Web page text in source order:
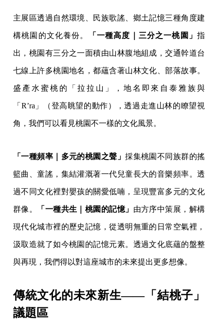
主展區透過自然環境、民族歌謠、鄉土記憶三種角度建
構桃園的文化養份。 「一種高度｜三分之一桃園」指
出，桃園有三分之一面積由山林腹地組成，交通幹道台
七線上許多桃園地名，都蘊含著山林文化、部落故事。
盛產水蜜桃的「拉拉山」，地名即來自泰雅族與
「R’ra」（登高眺望的動作），透過走進山林的瞭望視
角，我們可以看見桃園不一樣的文化風景。
「一種頻率｜多元的桃園之聲」採集桃園不同族群的搖
籃曲、童謠，集結灌溉著一代兒童長大的音樂頻率。透
過不同文化裡對嬰孩的關愛低喃，呈現豐富多元的文化
群像。 「一種共生｜桃園的記憶」 由方序中策展，解構
現代化城市裡的歷史記憶，從透明無重的日常空氣裡，
汲取造就了如今桃園的記憶元素。透過文化底蘊的盤整
與再現，我們得以對這座城市的未來提出更多想像。
傳統文化的未來新生——「結桃子」
議題區